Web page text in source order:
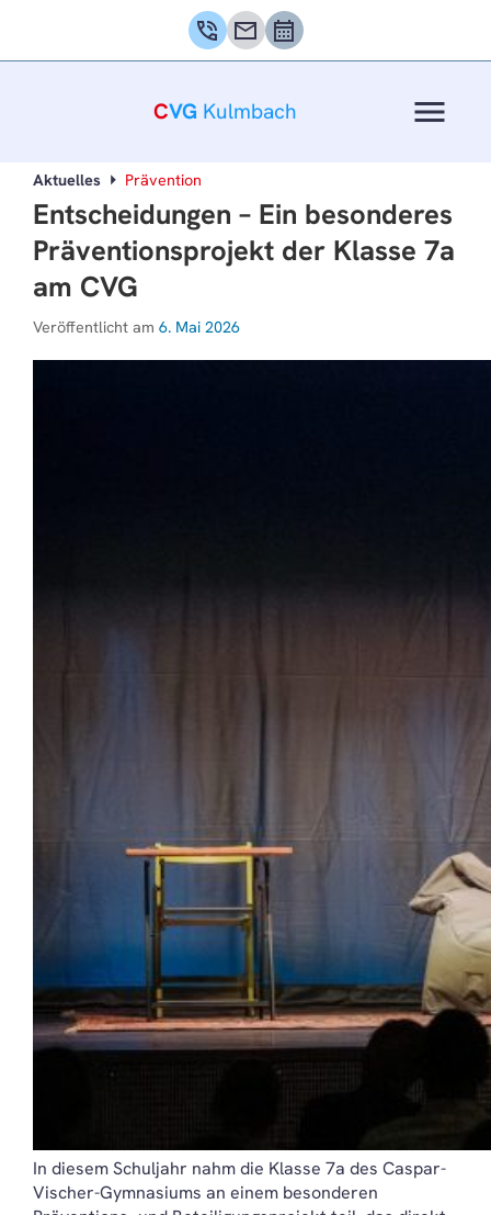
phone_in_talk mail calendar_month
CVG Kulmbach menu
Aktuelles Prävention
Entscheidungen – Ein besonderes
Präventionsprojekt der Klasse 7a
am CVG
Veröffentlicht am 6. Mai 2026
In diesem Schuljahr nahm die Klasse 7a des Caspar-
Vischer-Gymnasiums an einem besonderen